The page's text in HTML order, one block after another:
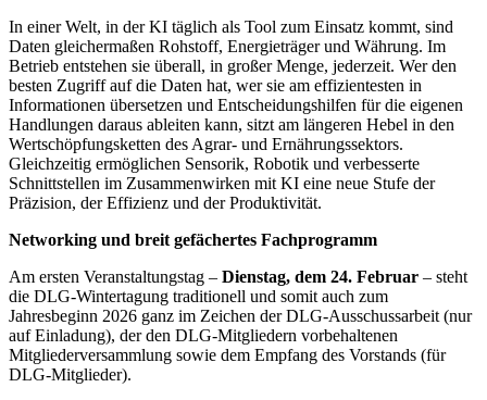
In einer Welt, in der KI täglich als Tool zum Einsatz kommt, sind
Daten gleichermaßen Rohstoff, Energieträger und Währung. Im
Betrieb entstehen sie überall, in großer Menge, jederzeit. Wer den
besten Zugriff auf die Daten hat, wer sie am effizientesten in
Informationen übersetzen und Entscheidungshilfen für die eigenen
Handlungen daraus ableiten kann, sitzt am längeren Hebel in den
Wertschöpfungsketten des Agrar- und Ernährungssektors.
Gleichzeitig ermöglichen Sensorik, Robotik und verbesserte
Schnittstellen im Zusammenwirken mit KI eine neue Stufe der
Präzision, der Effizienz und der Produktivität.
Networking und breit gefächertes Fachprogramm
Am ersten Veranstaltungstag – Dienstag, dem 24. Februar – steht
die DLG-Wintertagung traditionell und somit auch zum
Jahresbeginn 2026 ganz im Zeichen der DLG-Ausschussarbeit (nur
auf Einladung), der den DLG-Mitgliedern vorbehaltenen
Mitgliederversammlung sowie dem Empfang des Vorstands (für
DLG-Mitglieder).